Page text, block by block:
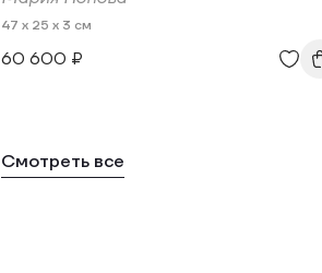
47 x 25 x 3 см
60 600 ₽
Смотреть все